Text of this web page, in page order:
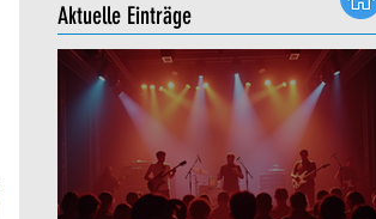
Aktuelle Einträge